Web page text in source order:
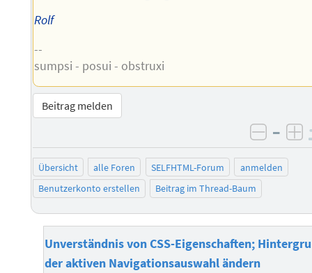
Rolf
--
sumpsi - posui - obstruxi
Beitrag melden
–
Übersicht alle Foren SELFHTML-Forum
anmelden
Benutzerkonto erstellen
Beitrag im Thread-Baum
Unverständnis von CSS-Eigenschaften;
der aktiven Navigationsauswahl ändern